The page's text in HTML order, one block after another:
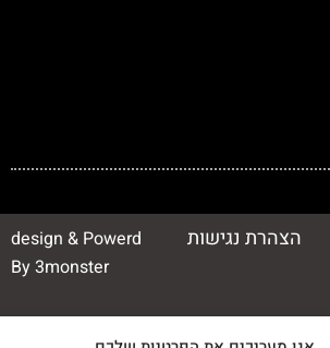
הצהרת נגישות
design & Powerd
By 3monster